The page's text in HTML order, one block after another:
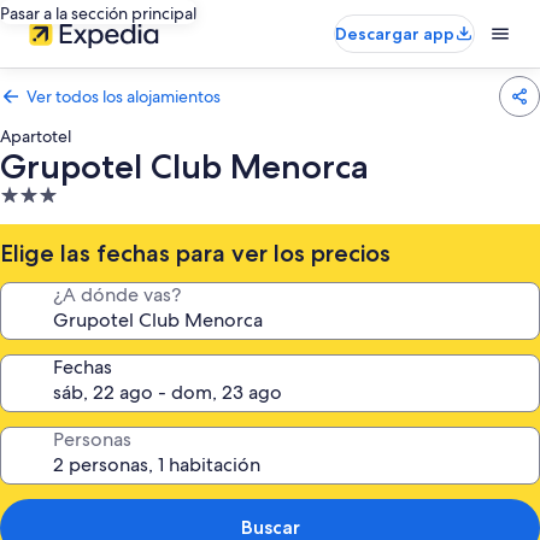
Pasar a la sección principal
Descargar app
Ver todos los alojamientos
Apartotel
Grupotel Club Menorca
Alojamiento
de
3.0 estrellas
Elige las fechas para ver los precios
¿A dónde vas?
Fechas
Personas
Buscar